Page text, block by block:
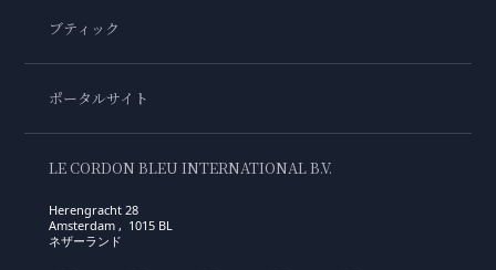
ブティック
ポータルサイト
LE CORDON BLEU INTERNATIONAL B.V.
Herengracht 28
Amsterdam , 1015 BL
ネザーランド